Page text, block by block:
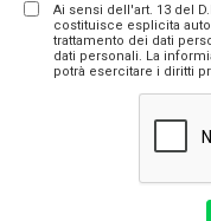
Ai sensi dell'art. 13 del
costituisce esplicita
trattamento dei dati
dati personali. La
potrà esercitare i diritti